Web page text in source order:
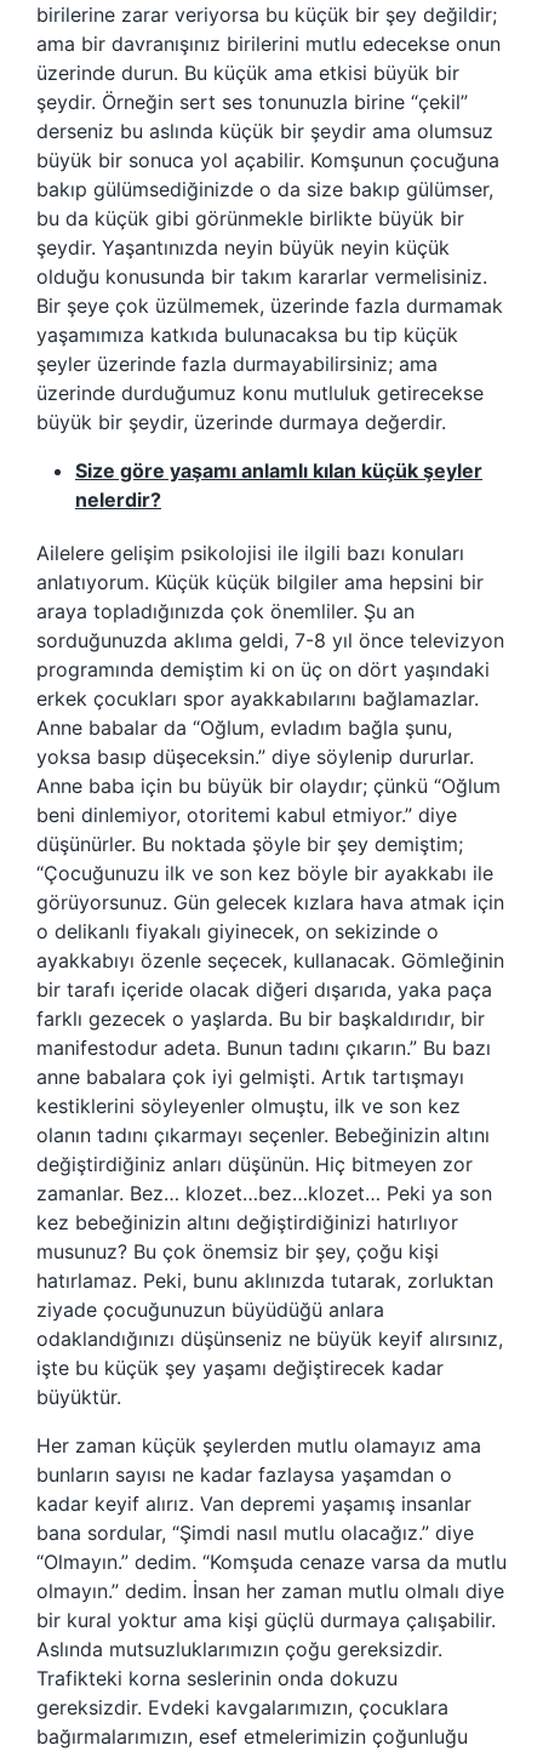
birilerine zarar veriyorsa bu küçük bir şey değildir;
ama bir davranışınız birilerini mutlu edecekse onun
üzerinde durun. Bu küçük ama etkisi büyük bir
şeydir. Örneğin sert ses tonunuzla birine “çekil”
derseniz bu aslında küçük bir şeydir ama olumsuz
büyük bir sonuca yol açabilir. Komşunun çocuğuna
bakıp gülümsediğinizde o da size bakıp gülümser,
bu da küçük gibi görünmekle birlikte büyük bir
şeydir. Yaşantınızda neyin büyük neyin küçük
olduğu konusunda bir takım kararlar vermelisiniz.
Bir şeye çok üzülmemek, üzerinde fazla durmamak
yaşamımıza katkıda bulunacaksa bu tip küçük
şeyler üzerinde fazla durmayabilirsiniz; ama
üzerinde durduğumuz konu mutluluk getirecekse
büyük bir şeydir, üzerinde durmaya değerdir.
Size göre yaşamı anlamlı kılan küçük şeyler
nelerdir?
Ailelere gelişim psikolojisi ile ilgili bazı konuları
anlatıyorum. Küçük küçük bilgiler ama hepsini bir
araya topladığınızda çok önemliler. Şu an
sorduğunuzda aklıma geldi, 7-8 yıl önce televizyon
programında demiştim ki on üç on dört yaşındaki
erkek çocukları spor ayakkabılarını bağlamazlar.
Anne babalar da “Oğlum, evladım bağla şunu,
yoksa basıp düşeceksin.” diye söylenip dururlar.
Anne baba için bu büyük bir olaydır; çünkü “Oğlum
beni dinlemiyor, otoritemi kabul etmiyor.” diye
düşünürler. Bu noktada şöyle bir şey demiştim;
“Çocuğunuzu ilk ve son kez böyle bir ayakkabı ile
görüyorsunuz. Gün gelecek kızlara hava atmak için
o delikanlı fiyakalı giyinecek, on sekizinde o
ayakkabıyı özenle seçecek, kullanacak. Gömleğinin
bir tarafı içeride olacak diğeri dışarıda, yaka paça
farklı gezecek o yaşlarda. Bu bir başkaldırıdır, bir
manifestodur adeta. Bunun tadını çıkarın.” Bu bazı
anne babalara çok iyi gelmişti. Artık tartışmayı
kestiklerini söyleyenler olmuştu, ilk ve son kez
olanın tadını çıkarmayı seçenler. Bebeğinizin altını
değiştirdiğiniz anları düşünün. Hiç bitmeyen zor
zamanlar. Bez… klozet…bez…klozet… Peki ya son
kez bebeğinizin altını değiştirdiğinizi hatırlıyor
musunuz? Bu çok önemsiz bir şey, çoğu kişi
hatırlamaz. Peki, bunu aklınızda tutarak, zorluktan
ziyade çocuğunuzun büyüdüğü anlara
odaklandığınızı düşünseniz ne büyük keyif alırsınız,
işte bu küçük şey yaşamı değiştirecek kadar
büyüktür.
Her zaman küçük şeylerden mutlu olamayız ama
bunların sayısı ne kadar fazlaysa yaşamdan o
kadar keyif alırız. Van depremi yaşamış insanlar
bana sordular, “Şimdi nasıl mutlu olacağız.” diye
“Olmayın.” dedim. “Komşuda cenaze varsa da mutlu
olmayın.” dedim. İnsan her zaman mutlu olmalı diye
bir kural yoktur ama kişi güçlü durmaya çalışabilir.
Aslında mutsuzluklarımızın çoğu gereksizdir.
Trafikteki korna seslerinin onda dokuzu
gereksizdir. Evdeki kavgalarımızın, çocuklara
bağırmalarımızın, esef etmelerimizin çoğunluğu